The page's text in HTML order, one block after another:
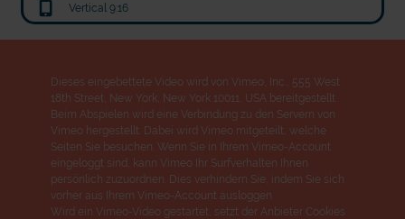
oder "Deppen der "Wir bauen Cherson wieder auf" - Optimismus in der
Vertical 9:16
Dieses eingebettete Video wird von Vimeo, Inc., 555 West
18th Street, New York, New York 10011, USA bereitgestellt.
Beim Abspielen wird eine Verbindung zu den Servern von
Vimeo hergestellt. Dabei wird Vimeo mitgeteilt, welche
Seiten Sie besuchen. Wenn Sie in Ihrem Vimeo-Account
eingeloggt sind, kann Vimeo Ihr Surfverhalten Ihnen
persönlich zuzuordnen. Dies verhindern Sie, indem Sie sich
vorher aus Ihrem Vimeo-Account ausloggen.
Wird ein Vimeo-Video gestartet, setzt der Anbieter Cookies